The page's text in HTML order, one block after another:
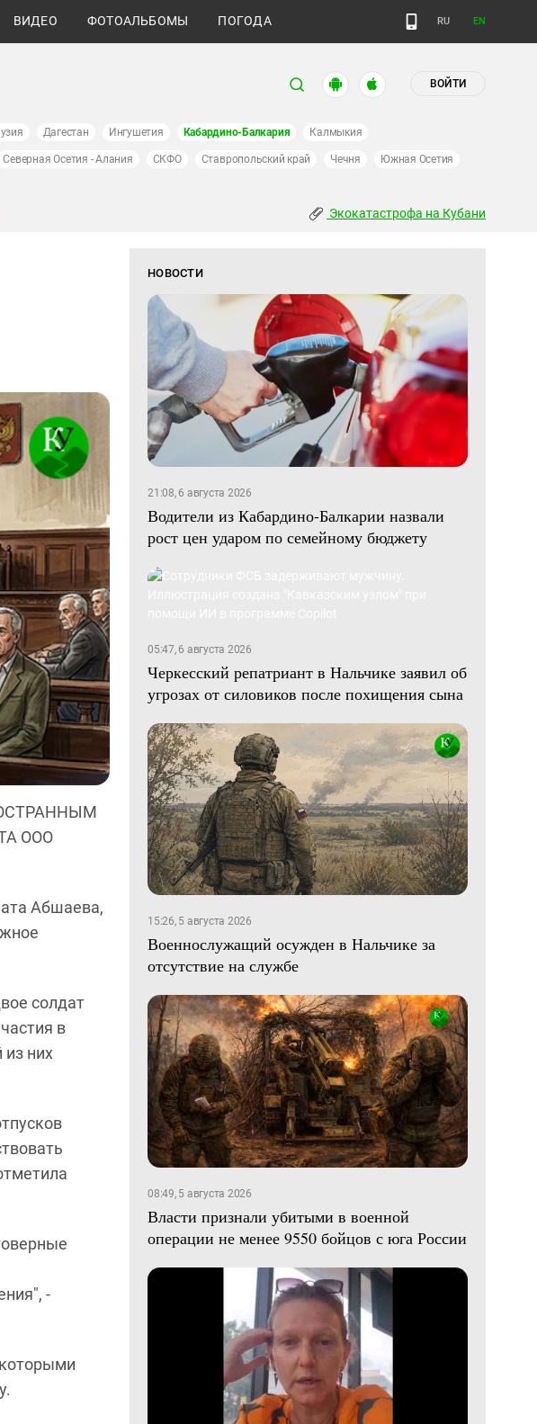
ВИДЕО ФОТОАЛЬБОМЫ ПОГОДА RU EN
ВОЙТИ
Дагестан Ингушетия Кабардино-Балкария Калмыкия
Северная Осетия - Алания СКФО Ставропольский край Чечня Южная Осетия
Экокатастрофа на Кубани
ООО
Абшаева,
солдат
в
них
-
НОВОСТИ
21:08, 6 августа 2026
Водители из Кабардино-Балкарии назвали
рост цен ударом по семейному бюджету
05:47, 6 августа 2026
Черкесский репатриант в Нальчике заявил об
угрозах от силовиков после похищения сына
15:26, 5 августа 2026
Военнослужащий осужден в Нальчике за
отсутствие на службе
08:49, 5 августа 2026
Власти признали убитыми в военной
операции не менее 9550 бойцов с юга России